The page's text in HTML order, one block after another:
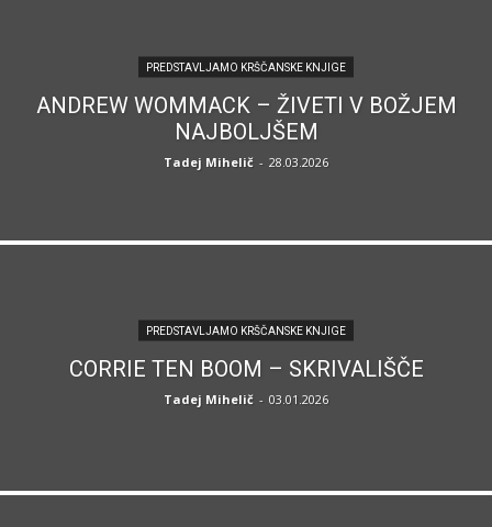
PREDSTAVLJAMO KRŠČANSKE KNJIGE
ANDREW WOMMACK – ŽIVETI V BOŽJEM
NAJBOLJŠEM
Tadej Mihelič - 28.03.2026
PREDSTAVLJAMO KRŠČANSKE KNJIGE
CORRIE TEN BOOM – SKRIVALIŠČE
Tadej Mihelič - 03.01.2026